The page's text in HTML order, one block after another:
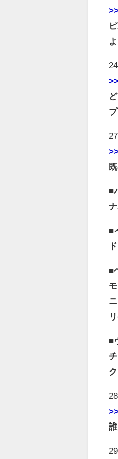
■
■
■
■